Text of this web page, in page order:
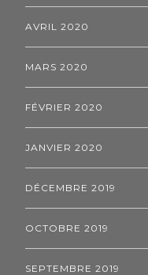
AVRIL 2020
MARS 2020
FÉVRIER 2020
JANVIER 2020
DÉCEMBRE 2019
OCTOBRE 2019
SEPTEMBRE 2019